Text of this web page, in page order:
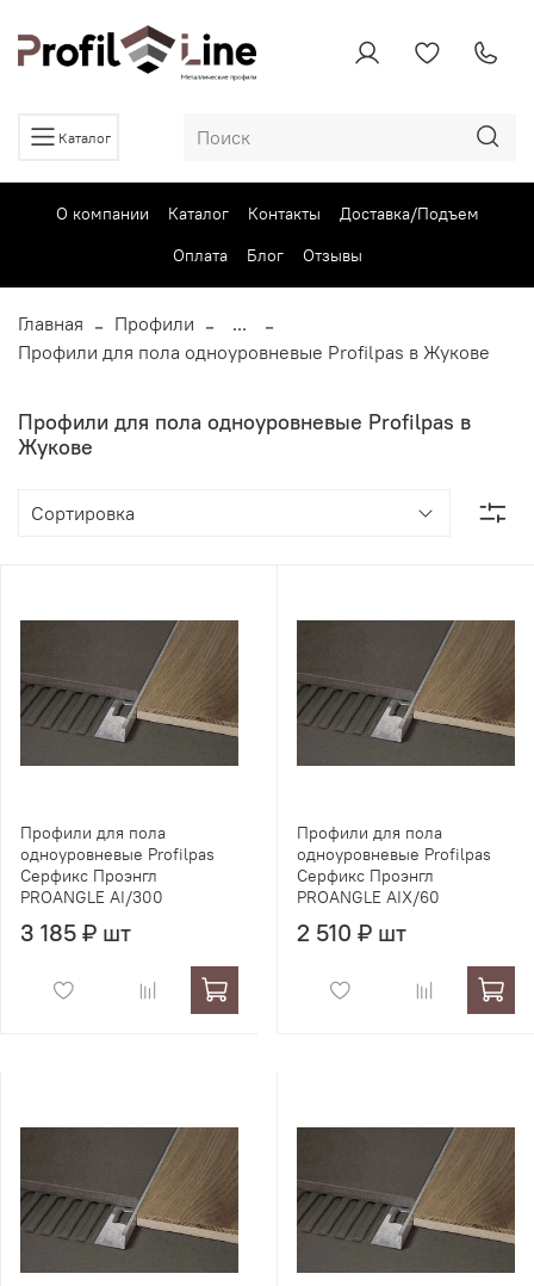
Каталог
О компании Каталог Контакты
Доставка/Подъем
Оплата
Блог Отзывы
Главная Профили
...
Профили для пола одноуровневые Profilpas в Жукове
Профили для пола одноуровневые Profilpas в
Жукове
Профили для пола
одноуровневые Profilpas
Серфикс Проэнгл
PROANGLE AI/300
3 185 ₽ шт
Профили для пола
одноуровневые Profilpas
Серфикс Проэнгл
PROANGLE AIX/60
2 510 ₽ шт